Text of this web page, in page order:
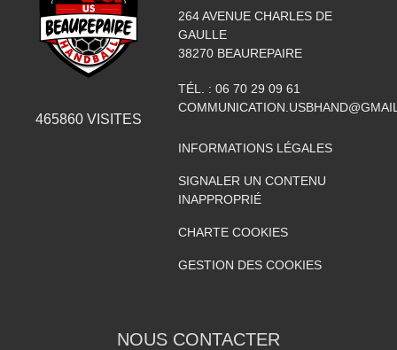
465860 VISITES
264 AVENUE CHARLES DE
GAULLE
38270 BEAUREPAIRE
TÉL. : 06 70 29 09 61
INFORMATIONS LÉGALES
SIGNALER UN CONTENU
INAPPROPRIÉ
CHARTE COOKIES
GESTION DES COOKIES
NOUS CONTACTER